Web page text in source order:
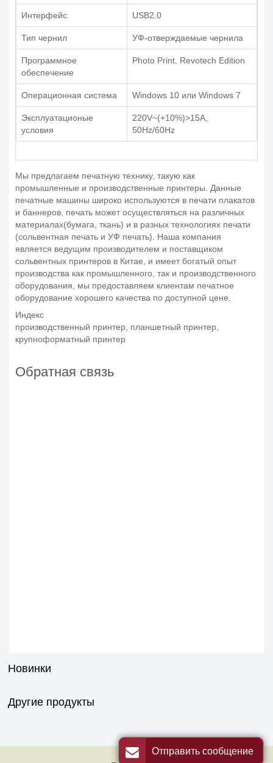
Интерфейс USB2.0
Тип чернил УФ-отверждаемые чернила
Программное
обеспечение
Photo Print, Revotech Edition
Операционная система Windows 10 или Windows 7
Эксплуатационые
условия
220V~(+10%)>15A,
50Hz/60Hz
Мы предлагаем печатную технику, такую как
промышленные и производственные принтеры. Данные
печатные машины широко используются в печати плакатов
и баннеров, печать может осуществляться на различных
материалах(бумага, ткань) и в разных технологиях печати
(сольвентная печать и УФ печать). Наша компания
является ведущим производителем и поставщиком
сольвентных принтеров в Китае, и имеет богатый опыт
производства как промышленного, так и производственного
оборудования, мы предоставляем клиентам печатное
оборудование хорошего качества по доступной цене.
Индекс
производственный принтер, планшетный принтер,
крупноформатный принтер
Обратная связь
Новинки
Другие продукты
Отправить сообщение